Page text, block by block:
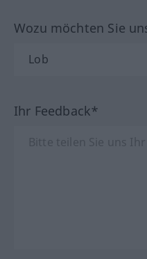
Wozu möchten Sie
Ihr Feedback*